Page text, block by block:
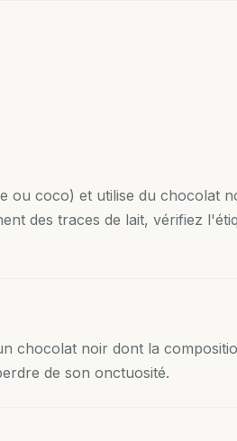
ou coco) et utilise du chocolat
des traces de lait, vérifiez
chocolat noir dont la
de son onctuosité.